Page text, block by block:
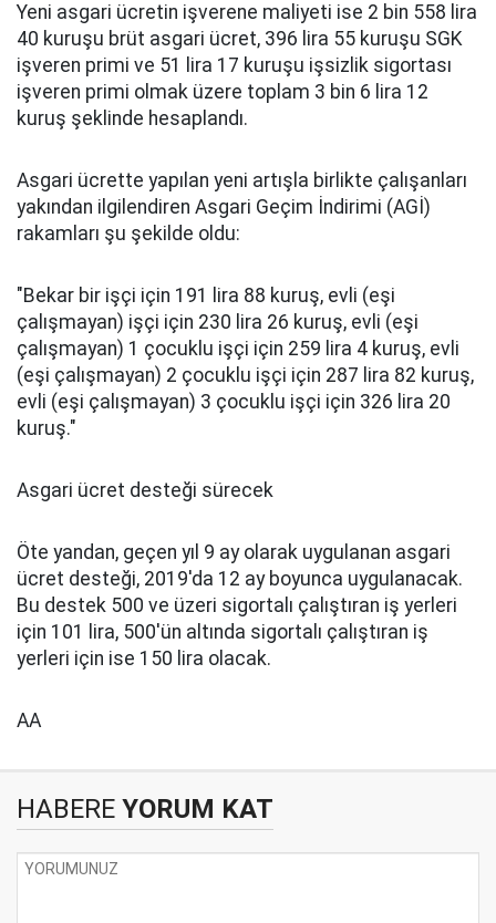
Yeni asgari ücretin işverene maliyeti ise 2 bin 558 lira
40 kuruşu brüt asgari ücret, 396 lira 55 kuruşu SGK
işveren primi ve 51 lira 17 kuruşu işsizlik sigortası
işveren primi olmak üzere toplam 3 bin 6 lira 12
kuruş şeklinde hesaplandı.
Asgari ücrette yapılan yeni artışla birlikte çalışanları
yakından ilgilendiren Asgari Geçim İndirimi (AGİ)
rakamları şu şekilde oldu:
"Bekar bir işçi için 191 lira 88 kuruş, evli (eşi
çalışmayan) işçi için 230 lira 26 kuruş, evli (eşi
çalışmayan) 1 çocuklu işçi için 259 lira 4 kuruş, evli
(eşi çalışmayan) 2 çocuklu işçi için 287 lira 82 kuruş,
evli (eşi çalışmayan) 3 çocuklu işçi için 326 lira 20
kuruş."
Asgari ücret desteği sürecek
Öte yandan, geçen yıl 9 ay olarak uygulanan asgari
ücret desteği, 2019'da 12 ay boyunca uygulanacak.
Bu destek 500 ve üzeri sigortalı çalıştıran iş yerleri
için 101 lira, 500'ün altında sigortalı çalıştıran iş
yerleri için ise 150 lira olacak.
AA
HABERE YORUM KAT